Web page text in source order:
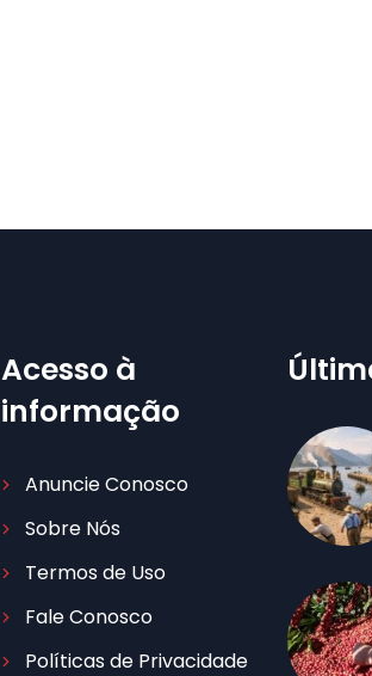
Acesso à
informação
Anuncie Conosco
Sobre Nós
Termos de Uso
Fale Conosco
Políticas de Privacidade